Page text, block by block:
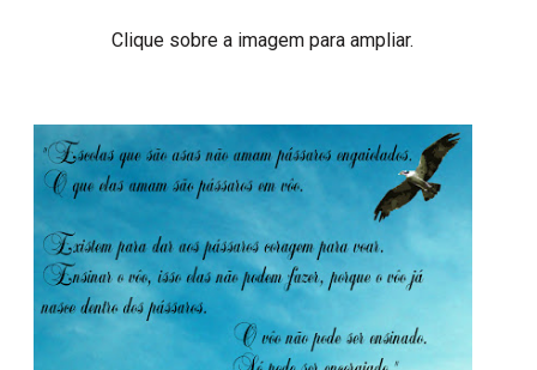
Clique sobre a imagem para ampliar.